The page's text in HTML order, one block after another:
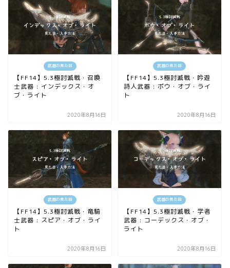
武器の見た目
【FF14】5.3極討滅戦・召喚
士武器 : インデックス・オ
ブ・ライト
2020年8月16日
武器の見た目
【FF14】5.3極討滅戦・吟遊
詩人武器 : ボウ・オブ・ライ
ト
2020年8月16日
武器の見た目
【FF14】5.3極討滅戦・竜騎
士武器 : スピア・オブ・ライ
ト
2020年8月16日
武器の見た目
【FF14】5.3極討滅戦・学者
武器 : コーデックス・オブ・
ライト
2020年8月16日